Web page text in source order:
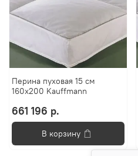
Перина пуховая 15 см
160x200 Kauffmann
661 196 р.
В корзину